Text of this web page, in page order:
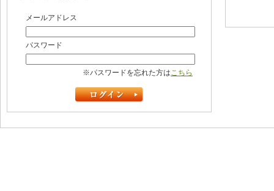
メールアドレス
パスワード
※パスワードを忘れた方はこちら